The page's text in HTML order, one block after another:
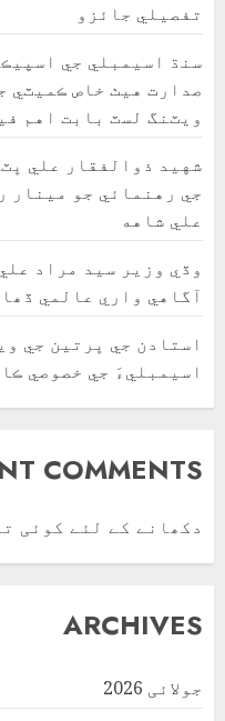
تفصيلي جائزو
سنڌ اسيمبلي جي
صدارت هيٺ خاص ڪميٽي
ويٽنگ لسٽ بابت اهم
شهيد ذوالفقار علي
جي رهنمائي جو مينار
علي شاهه
وڏي وزير سيد مراد
آگاهي واري عالمي
استادن جي ڀرتين جي
اسيمبليءَ جي خصوصي
COMMENTS
دکھانے کے لئے کوئی
ARCHIVES
جولائی 2026